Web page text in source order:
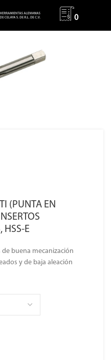
0
(PUNTA EN
HSS-E
buena mecanización
y de baja aleación